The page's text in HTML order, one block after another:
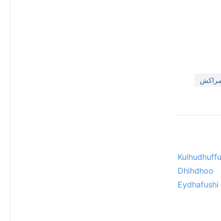
Dhihdhoo
Eydhafushi